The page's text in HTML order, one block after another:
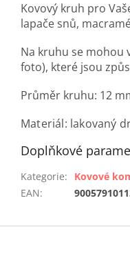
Kovový kruh pro
lapače snů,
Na kruhu se mohou
foto), které jsou
Průměr kruhu: 12
Materiál: lakovaný
Doplňkové
Kategorie:
Kovové
EAN:
Z